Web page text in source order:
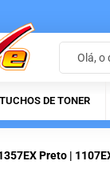
DE TONER
Preto |